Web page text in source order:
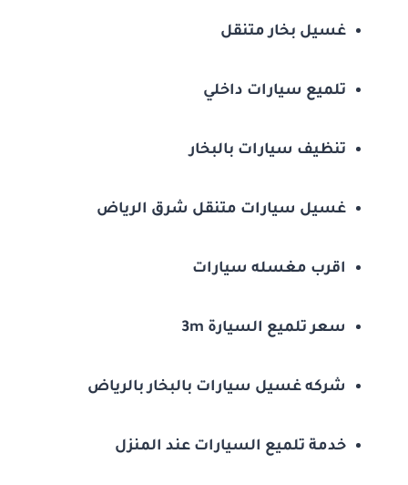
غسيل بخار متنقل
تلميع سيارات داخلي
تنظيف سيارات بالبخار
غسيل سيارات متنقل شرق الرياض
اقرب مغسله سيارات
سعر تلميع السيارة 3m
شركه غسيل سيارات بالبخار بالرياض
خدمة تلميع السيارات عند المنزل